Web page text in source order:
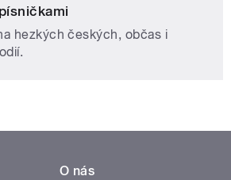
hezkých českých, občas i
O nás